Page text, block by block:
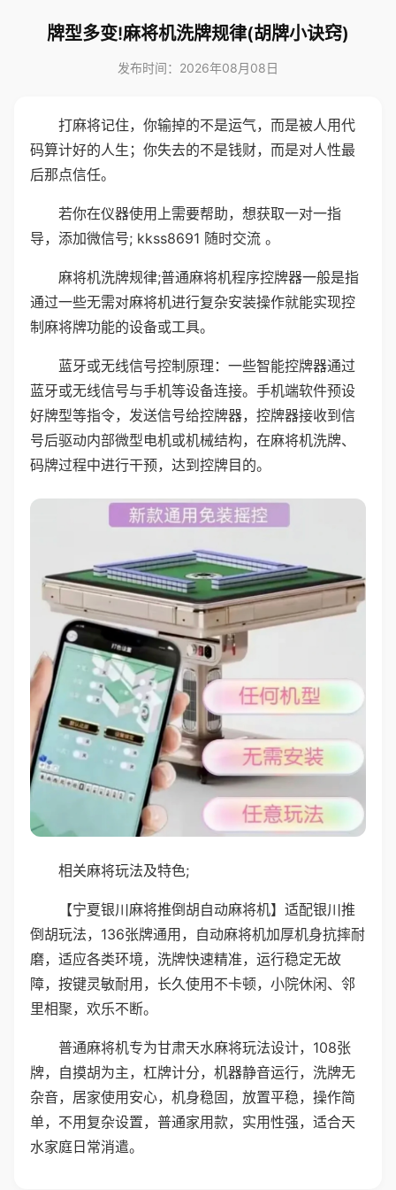
牌型多变!麻将机洗牌规律(胡牌小诀窍)
发布时间：2026年08月08日
打麻将记住，你输掉的不是运气，而是被人用代
码算计好的人生；你失去的不是钱财，而是对人性最
后那点信任。
若你在仪器使用上需要帮助，想获取一对一指
导，添加微信号; kkss8691 随时交流 。
麻将机洗牌规律;普通麻将机程序控牌器一般是指
通过一些无需对麻将机进行复杂安装操作就能实现控
制麻将牌功能的设备或工具。
蓝牙或无线信号控制原理：一些智能控牌器通过
蓝牙或无线信号与手机等设备连接。手机端软件预设
好牌型等指令，发送信号给控牌器，控牌器接收到信
号后驱动内部微型电机或机械结构，在麻将机洗牌、
码牌过程中进行干预，达到控牌目的。
相关麻将玩法及特色;
【宁夏银川麻将推倒胡自动麻将机】适配银川推
倒胡玩法，136张牌通用，自动麻将机加厚机身抗摔耐
磨，适应各类环境，洗牌快速精准，运行稳定无故
障，按键灵敏耐用，长久使用不卡顿，小院休闲、邻
里相聚，欢乐不断。
普通麻将机专为甘肃天水麻将玩法设计，108张
牌，自摸胡为主，杠牌计分，机器静音运行，洗牌无
杂音，居家使用安心，机身稳固，放置平稳，操作简
单，不用复杂设置，普通家用款，实用性强，适合天
水家庭日常消遣。